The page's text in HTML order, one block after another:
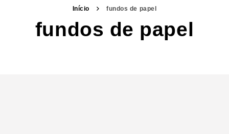
Início fundos de papel
fundos de papel